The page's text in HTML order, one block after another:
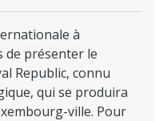
à
de présenter le
Republic, connu
qui se produira
ville. Pour